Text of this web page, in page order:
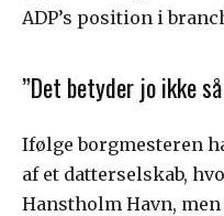
ADP’s position i
”Det betyder jo ikke
Ifølge borgmesteren
af et datterselskab,
Hanstholm Havn,